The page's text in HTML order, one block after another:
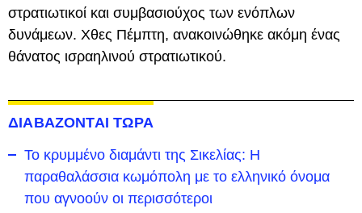
στρατιωτικοί και συμβασιούχος των ενόπλων
δυνάμεων. Χθες Πέμπτη, ανακοινώθηκε ακόμη ένας
θάνατος ισραηλινού στρατιωτικού.
ΔΙΑΒΑΖΟΝΤΑΙ ΤΩΡΑ
Το κρυμμένο διαμάντι της Σικελίας: Η
παραθαλάσσια κωμόπολη με το ελληνικό όνομα
που αγνοούν οι περισσότεροι